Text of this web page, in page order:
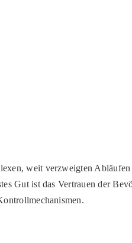
weit verzweigten
Gut ist das Vertrauen der